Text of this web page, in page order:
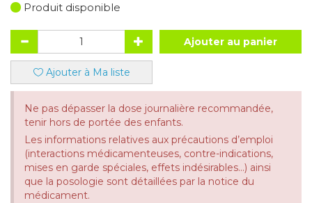
Produit disponible
Ajouter au panier
Ajouter à Ma liste
Ne pas dépasser la dose journalière recommandée,
tenir hors de portée des enfants.
Les informations relatives aux précautions d’emploi
(interactions médicamenteuses, contre-indications,
mises en garde spéciales, effets indésirables...) ainsi
que la posologie sont détaillées par la notice du
médicament.